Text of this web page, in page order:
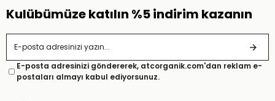
Kulübümüze katılın %5 indirim kazanın
E-posta adresinizi göndererek, atcorganik.com'dan reklam e-
postaları almayı kabul ediyorsunuz.